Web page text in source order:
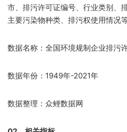
市、排污许可证编号、行业类别、
主要污染物种类、排污权使用情况等
数据名称：全国环境规制企业排污
数据年份：1949年-2021年
数据整理：众鲤数据网